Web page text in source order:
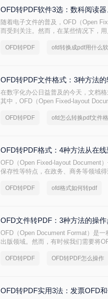
OFD转PDF软件3选：数科阅读
随着电子文件的普及，OFD（Open
而受到关注。然而，在某些情况下，
件转换为PDF的有效方法。
OFD转PDF ofd转换成pdf用什么
OFD转PDF文件格式：3种方法
在数字化办公日益普及的今天，文档
其中，OFD（Open Fixed-layout
OFD格式的文件转换为PDF格式，以
OFD转PDF ofd怎么转换pdf文件
OFD转PDF格式：4种方法从在
OFD（Open Fixed-layout Document
保存性等特点，在政务、商务等领域
式呢？本文将为您介绍四种将OFD转
OFD转PDF ofd格式如何转pdf
OFD文件转PDF：3种方法的操作
OFD（Open Document Format）是
出版领域。然而，有时候我们需要将
您将OFD文件转换为PDF文件。
OFD转PDF OFD转PDF怎么操作
OFD转PDF实用3法：发票OFD